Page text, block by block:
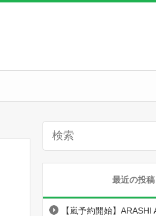
最近の投稿
【嵐予約開始】